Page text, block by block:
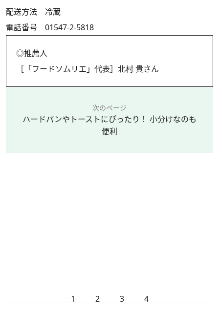
配送方法 冷蔵
電話番号 01547-2-5818
◎推薦人
［「フードソムリエ」代表］北村 貴さん
次のページ
ハードパンやトーストにぴったり！ 小分けなのも
便利
1 2 3 4